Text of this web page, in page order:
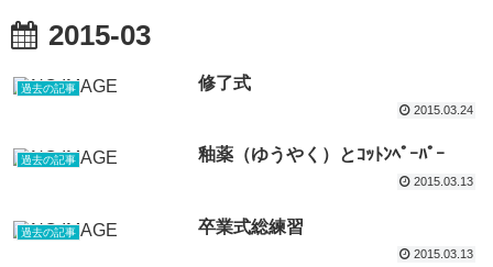
2015-03
過去の記事 修了式
2015.03.24
過去の記事 釉薬（ゆうやく）とｺｯﾄﾝﾍﾟｰﾊﾟｰ
2015.03.13
過去の記事 卒業式総練習
2015.03.13